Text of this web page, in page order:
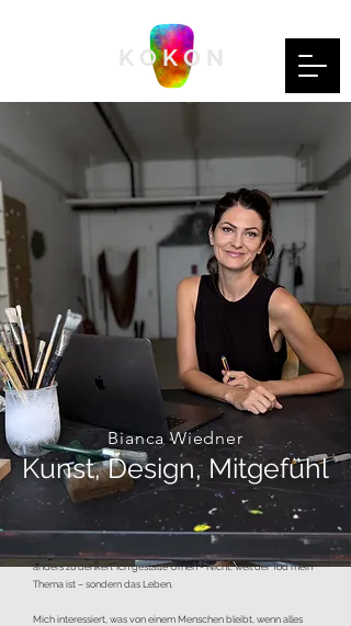
K O K O N
Bianca Wiedner
Kunst, Design, Mitgefühl
anders zu denken. Ich gestalte Urnen - Nicht, weil der Tod mein
Thema ist – sondern das Leben.
Mich interessiert, was von einem Menschen bleibt, wenn alles